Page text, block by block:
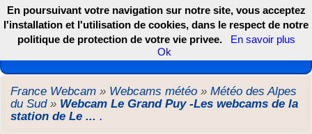
Les webcams de France, DOM TOM et COM
France Webcam » Webcams météo » Météo des Alpes
du Sud» Webcam Le Grand Puy -Les webcams de la
station de Le ... .
En poursuivant votre navigation sur notre site, vous acceptez
l'installation et l'utilisation de cookies, dans le respect de notre
politique de protection de votre vie privee.
En savoir plus
Ok